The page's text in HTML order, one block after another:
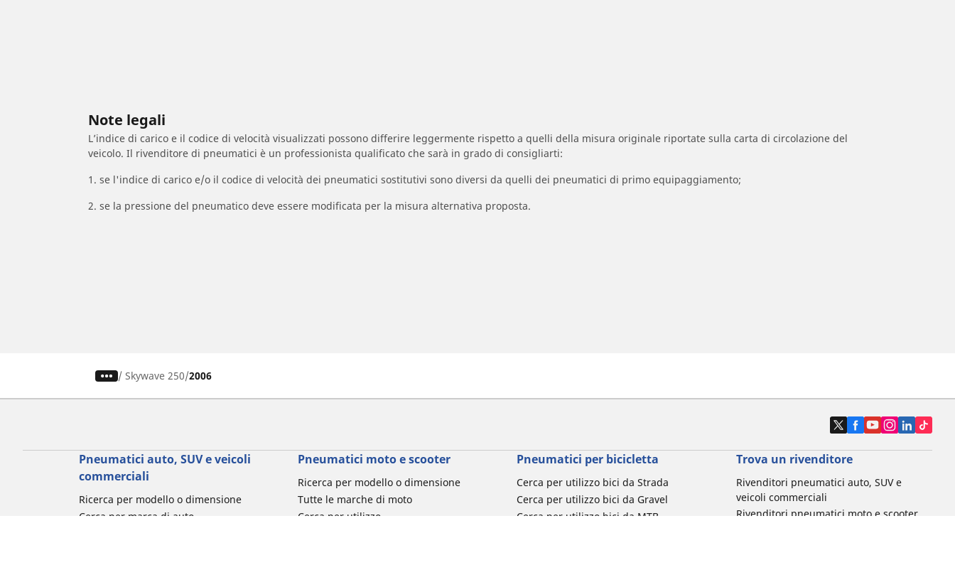
Note legali
L’indice di carico e il codice di velocità visualizzati possono differire leggermente rispetto a quelli della misura originale riportate sulla carta di circolazione del
veicolo. Il rivenditore di pneumatici è un professionista qualificato che sarà in grado di consigliarti:
1. se l'indice di carico e/o il codice di velocità dei pneumatici sostitutivi sono diversi da quelli dei pneumatici di primo equipaggiamento;
2. se la pressione del pneumatico deve essere modificata per la misura alternativa proposta.
/ Skywave 250 2006
Pneumatici auto, SUV e veicoli
commerciali
Ricerca per modello o dimensione
Cerca per marca di auto
Pneumatici moto e scooter
Ricerca per modello o dimensione
Tutte le marche di moto
Cerca per utilizzo
Pneumatici per bicicletta
Cerca per utilizzo bici da Strada
Cerca per utilizzo bici da Gravel
Cerca per utilizzo bici da MTB
Trova un rivenditore
Rivenditori pneumatici auto, SUV e
veicoli commerciali
Rivenditori pneumatici moto e scooter